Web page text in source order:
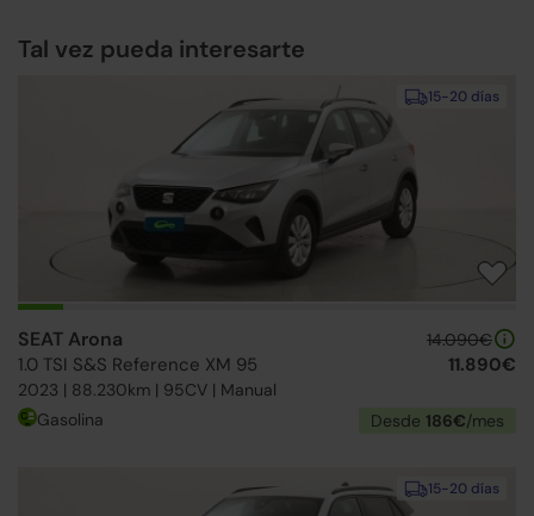
Tal vez pueda interesarte
15-20 días
SEAT Arona
1.0 TSI S&S Reference XM 95
2023 | 88.230km | 95CV | Manual
14.090€
11.890€
Gasolina Desde 186€/mes
15-20 días